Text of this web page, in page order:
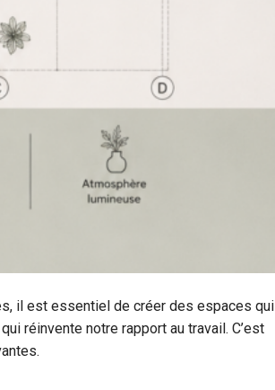
il est essentiel de créer des espaces qui
réinvente notre rapport au travail. C’est